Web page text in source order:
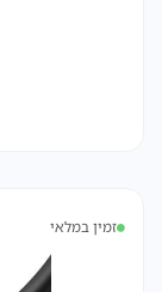
זמין במלאי